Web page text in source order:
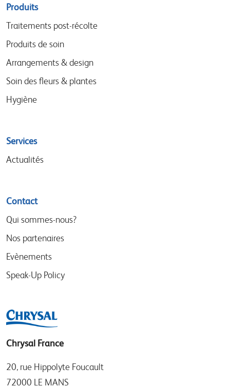
Sitemap
menu
Produits
Traitements post-récolte
Produits de soin
Arrangements & design
Soin des fleurs & plantes
Hygiène
Services
Actualités
Contact
Qui sommes-nous?
Nos partenaires
Evènements
Speak-Up Policy
Chrysal France
20, rue Hippolyte Foucault
72000 LE MANS